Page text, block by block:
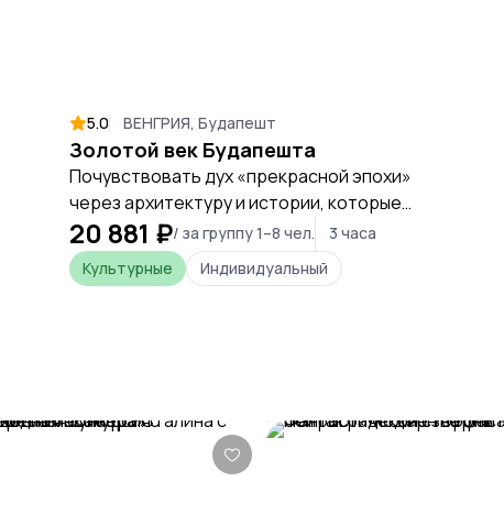
5.0 ВЕНГРИЯ, Будапешт
Золотой век Будапешта
Почувствовать дух «прекрасной эпохи»
через архитектуру и истории, которые
хранит Пешт.
20 881 ₽/ за группу 1–8 чел.
3 часа
Культурные
Индивидуальный